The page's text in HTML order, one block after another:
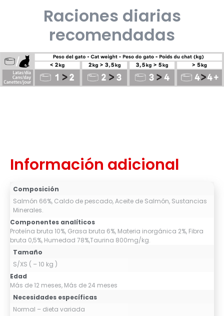
Raciones diarias
recomendadas
Información adicional
Composición
Salmón 66%, Caldo de pescado, Aceite de Salmón, Sustancias
Minerales.
Componentes analíticos
Proteína bruta 10%, Grasa bruta 6%, Materia inorgánica 2%, Fibra
bruta 0,5%, Humedad 78%,Taurina 800mg/kg.
Tamaño
S/XS ( – 10 kg )
Edad
Más de 12 meses, Más de 24 meses
Necesidades específicas
Normal – dieta variada